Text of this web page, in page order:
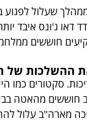
שעלול לפגוע
6%. המשקיעים
ההשלכות
סקטורים כמו
חוששים מהאטה
מארה"ב עלול